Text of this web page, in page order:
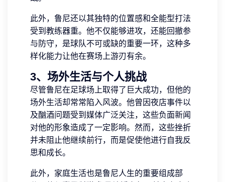
此外，鲁尼还以其独特的位置感和全能型打法
受到教练器重。他不仅能够进攻，还能回撤参
与防守，是球队不可或缺的重要一环，这种多
样化能力让他在赛场上游刃有余。
3、场外生活与个人挑战
尽管鲁尼在足球场上取得了巨大成功，但他的
场外生活却常常陷入风波。他曾因夜店事件以
及酗酒问题受到媒体广泛关注，这些负面新闻
对他的形象造成了一定影响。然而，这些挫折
并未阻止他继续前行，而是促使他进行自我反
思和成长。
此外，家庭生活也是鲁尼人生的重要组成部